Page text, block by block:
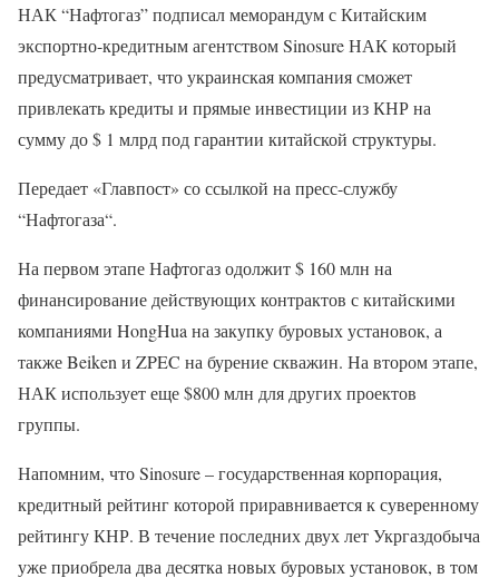
НАК “Нафтогаз” подписал меморандум с Китайским
экспортно-кредитным агентством Sinosure НАК который
предусматривает, что украинская компания сможет
привлекать кредиты и прямые инвестиции из КНР на
сумму до $ 1 млрд под гарантии китайской структуры.
Передает «Главпост» со ссылкой на пресс-службу
“Нафтогаза“.
На первом этапе Нафтогаз одолжит $ 160 млн на
финансирование действующих контрактов с китайскими
компаниями HongHua на закупку буровых установок, а
также Beiken и ZPEC на бурение скважин. На втором этапе,
НАК использует еще $800 млн для других проектов
группы.
Напомним, что Sinosure – государственная корпорация,
кредитный рейтинг которой приравнивается к суверенному
рейтингу КНР. В течение последних двух лет Укргаздобыча
уже приобрела два десятка новых буровых установок, в том